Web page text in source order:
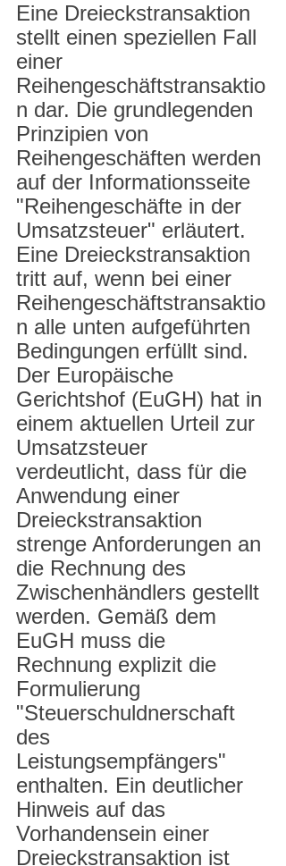
Eine Dreieckstransaktion
stellt einen speziellen Fall
einer
Reihengeschäftstransaktio
n dar. Die grundlegenden
Prinzipien von
Reihengeschäften werden
auf der Informationsseite
"Reihengeschäfte in der
Umsatzsteuer" erläutert.
Eine Dreieckstransaktion
tritt auf, wenn bei einer
Reihengeschäftstransaktio
n alle unten aufgeführten
Bedingungen erfüllt sind.
Der Europäische
Gerichtshof (EuGH) hat in
einem aktuellen Urteil zur
Umsatzsteuer
verdeutlicht, dass für die
Anwendung einer
Dreieckstransaktion
strenge Anforderungen an
die Rechnung des
Zwischenhändlers gestellt
werden. Gemäß dem
EuGH muss die
Rechnung explizit die
Formulierung
"Steuerschuldnerschaft
des
Leistungsempfängers"
enthalten. Ein deutlicher
Hinweis auf das
Vorhandensein einer
Dreieckstransaktion ist